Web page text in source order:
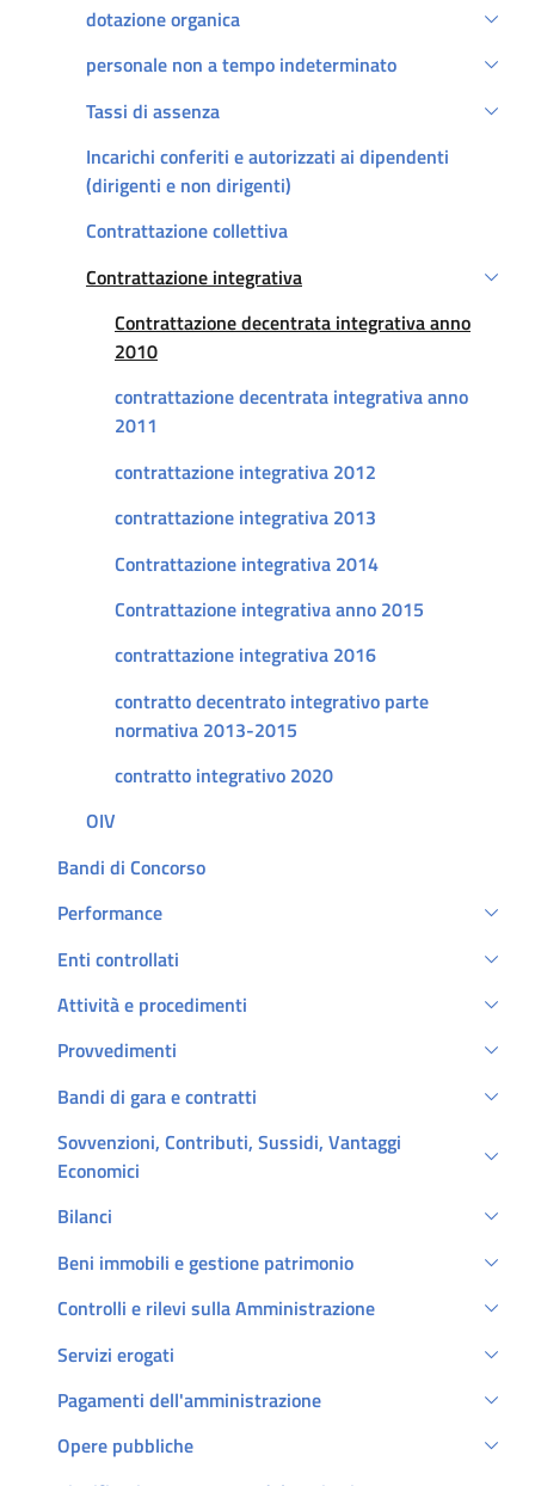
dotazione organica
personale non a tempo indeterminato
Tassi di assenza
Incarichi conferiti e autorizzati ai dipendenti
(dirigenti e non dirigenti)
Contrattazione collettiva
Contrattazione integrativa
Attivo
Contrattazione decentrata integrativa anno
2010
contrattazione decentrata integrativa anno
2011
contrattazione integrativa 2012
contrattazione integrativa 2013
Contrattazione integrativa 2014
Contrattazione integrativa anno 2015
contrattazione integrativa 2016
contratto decentrato integrativo parte
normativa 2013-2015
contratto integrativo 2020
OIV
Bandi di Concorso
Performance
Enti controllati
Attività e procedimenti
Provvedimenti
Bandi di gara e contratti
Sovvenzioni, Contributi, Sussidi, Vantaggi
Economici
Bilanci
Beni immobili e gestione patrimonio
Controlli e rilevi sulla Amministrazione
Servizi erogati
Pagamenti dell'amministrazione
Opere pubbliche